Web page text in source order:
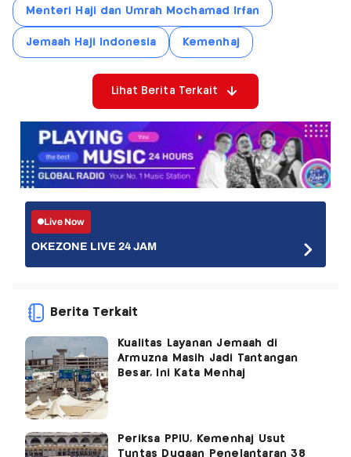
Menteri Haji dan Umrah Mochamad Irfan
Jemaah Haji Indonesia Kemenhaj
Lihat Berita Terkait
Live Now
OKEZONE LIVE 24 JAM
Berita Terkait
Kualitas Layanan Jemaah di
Armuzna Masih Jadi Tantangan
Besar, Ini Kata Menhaj
Periksa PPIU, Kemenhaj Usut
Tuntas Dugaan Penelantaran 38